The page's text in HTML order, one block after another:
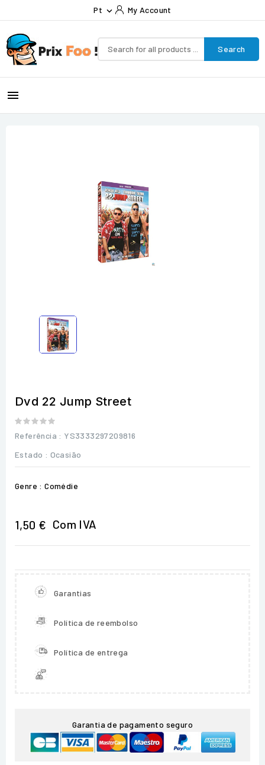
Pt  My Account
Search

Dvd 22 Jump Street
Referência : YS3333297209816
Estado : Ocasião
Genre : Comédie
1,50 € Com IVA
Garantias
Política de reembolso
Política de entrega
Garantia de pagamento seguro